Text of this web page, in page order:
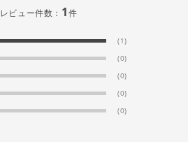
レビュー件数： 1件
(1)
(0)
(0)
(0)
(0)